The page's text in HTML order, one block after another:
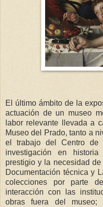
El último ámbito de la
actuación de un museo
labor relevante llevada a
Museo del Prado, tanto a
el trabajo del Centro de
investigación en
prestigio y la necesidad
Documentación técnica y
colecciones por parte
interacción con las
obras fuera del